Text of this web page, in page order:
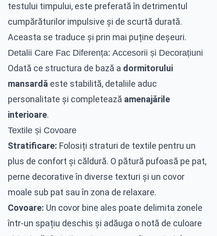
testului timpului, este preferată în detrimentul
cumpărăturilor impulsive și de scurtă durată.
Aceasta se traduce și prin mai puține deșeuri.
Detalii Care Fac Diferența: Accesorii și Decorațiuni
Odată ce structura de bază a dormitorului
mansardă este stabilită, detaliile aduc
personalitate și completează amenajările
interioare.
Textile și Covoare
Stratificare: Folosiți straturi de textile pentru un
plus de confort și căldură. O pătură pufoasă pe pat,
perne decorative în diverse texturi și un covor
moale sub pat sau în zona de relaxare.
Covoare: Un covor bine ales poate delimita zonele
într-un spațiu deschis și adăuga o notă de culoare